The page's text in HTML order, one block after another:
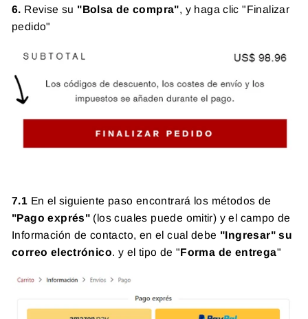
6. Revise su "Bolsa de compra", y haga clic "Finalizar
pedido"
7.1 En el siguiente paso encontrará los métodos de
"Pago exprés" (los cuales puede omitir) y el campo de
Información de contacto, en el cual debe "Ingresar" su
correo electrónico. y el tipo de "Forma de entrega"